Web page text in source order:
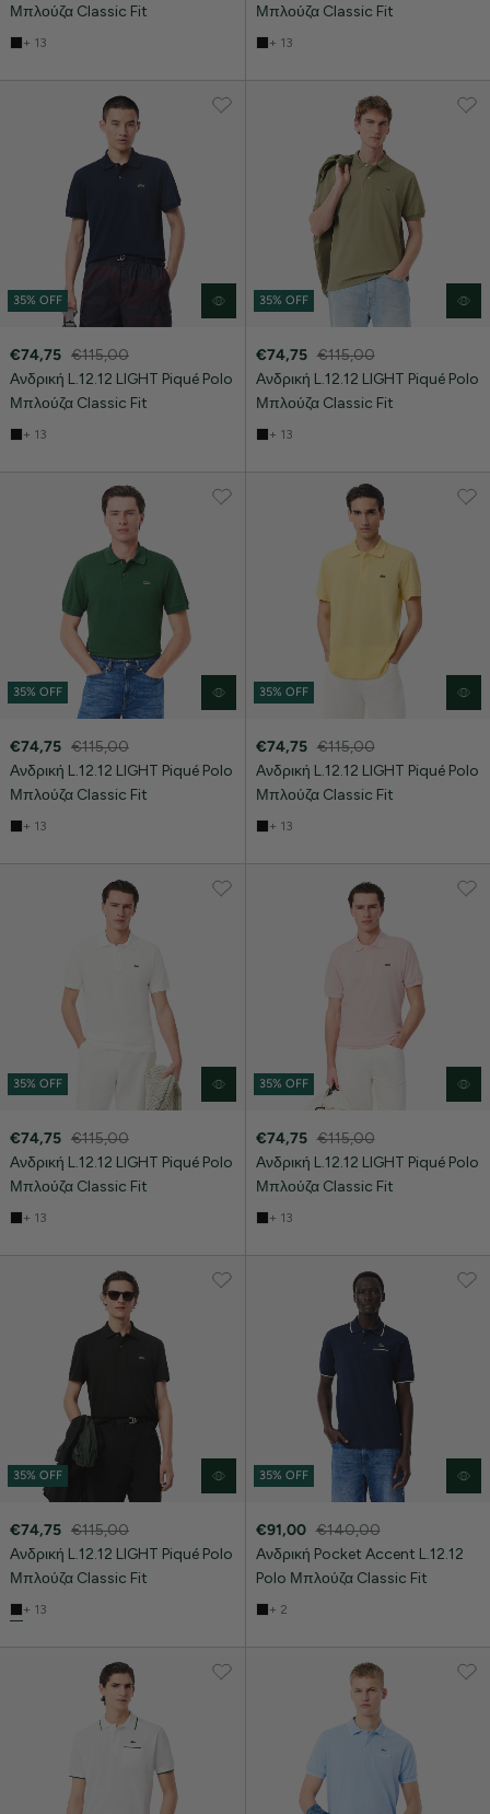
Μπλούζα Classic Fit
+ 13
Μπλούζα Classic Fit
+ 13
35% OFF
€74,75 €115,00
Ανδρική L.12.12 LIGHT Piqué Polo
Μπλούζα Classic Fit
+ 13
35% OFF
€74,75 €115,00
Ανδρική L.12.12 LIGHT Piqué Polo
Μπλούζα Classic Fit
+ 13
35% OFF
€74,75 €115,00
Ανδρική L.12.12 LIGHT Piqué Polo
Μπλούζα Classic Fit
+ 13
35% OFF
€74,75 €115,00
Ανδρική L.12.12 LIGHT Piqué Polo
Μπλούζα Classic Fit
+ 13
35% OFF
€74,75 €115,00
Ανδρική L.12.12 LIGHT Piqué Polo
Μπλούζα Classic Fit
+ 13
35% OFF
€74,75 €115,00
Ανδρική L.12.12 LIGHT Piqué Polo
Μπλούζα Classic Fit
+ 13
35% OFF
€74,75 €115,00
Ανδρική L.12.12 LIGHT Piqué Polo
Μπλούζα Classic Fit
+ 13
35% OFF
€91,00 €140,00
Ανδρική Pocket Accent L.12.12
Polo Μπλούζα Classic Fit
+ 2